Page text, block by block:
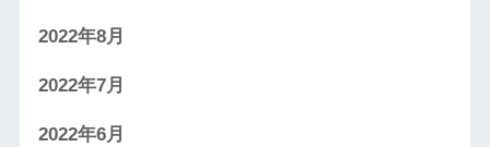
2022年8月
2022年7月
2022年6月